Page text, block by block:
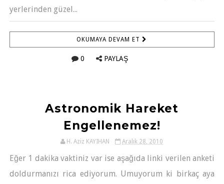
yerlerinden güzel...
OKUMAYA DEVAM ET
0 PAYLAŞ
Astronomik Hareket
Engellenemez!
H. Aziz KAYIHAN Aralık 28, 2010
Eğer 1 dakika vaktiniz var ise aşağıda linki verilen anketi
doldurmanızı rica ediyorum. Umuyorum ki birkaç aya